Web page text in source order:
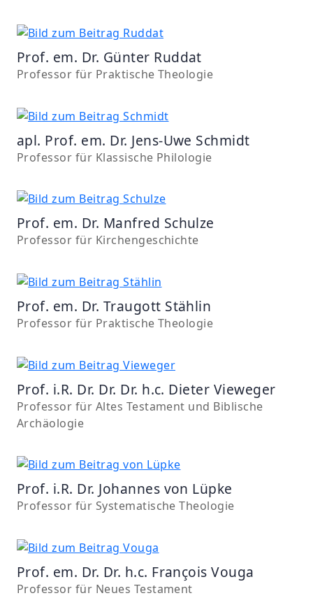
Prof. em. Dr. Günter Ruddat
Professor für Praktische Theologie
apl. Prof. em. Dr. Jens-Uwe Schmidt
Professor für Klassische Philologie
Prof. em. Dr. Manfred Schulze
Professor für Kirchengeschichte
Prof. em. Dr. Traugott Stählin
Professor für Praktische Theologie
Prof. i.R. Dr. Dr. Dr. h.c. Dieter Vieweger
Professor für Altes Testament und Biblische
Archäologie
Prof. i.R. Dr. Johannes von Lüpke
Professor für Systematische Theologie
Prof. em. Dr. Dr. h.c. François Vouga
Professor für Neues Testament